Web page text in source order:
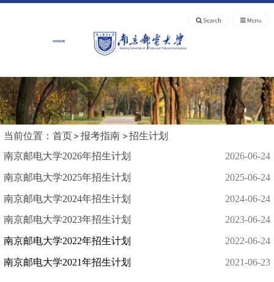
本科招生网
当前位置： 首页 报考指南
招生计划
南京邮电大学2026年招生计划
2026-06-24
南京邮电大学2025年招生计划 2025-06-24
南京邮电大学2024年招生计划 2024-06-24
南京邮电大学2023年招生计划 2023-06-24
南京邮电大学2022年招生计划 2022-06-24
南京邮电大学2021年招生计划 2021-06-23